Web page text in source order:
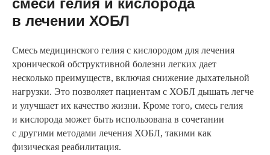
в лечении ХОБЛ
Смесь медицинского гелия с кислородом для лечения
хронической обструктивной болезни легких дает
несколько преимуществ, включая снижение дыхательной
нагрузки. Это позволяет пациентам с ХОБЛ дышать легче
и улучшает их качество жизни. Кроме того, смесь гелия
и кислорода может быть использована в сочетании
с другими методами лечения ХОБЛ, такими как
физическая реабилитация.